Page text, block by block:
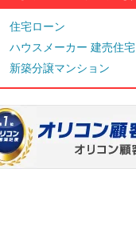
住宅ローン
ハウスメーカー 建売住宅
新築分譲マンション